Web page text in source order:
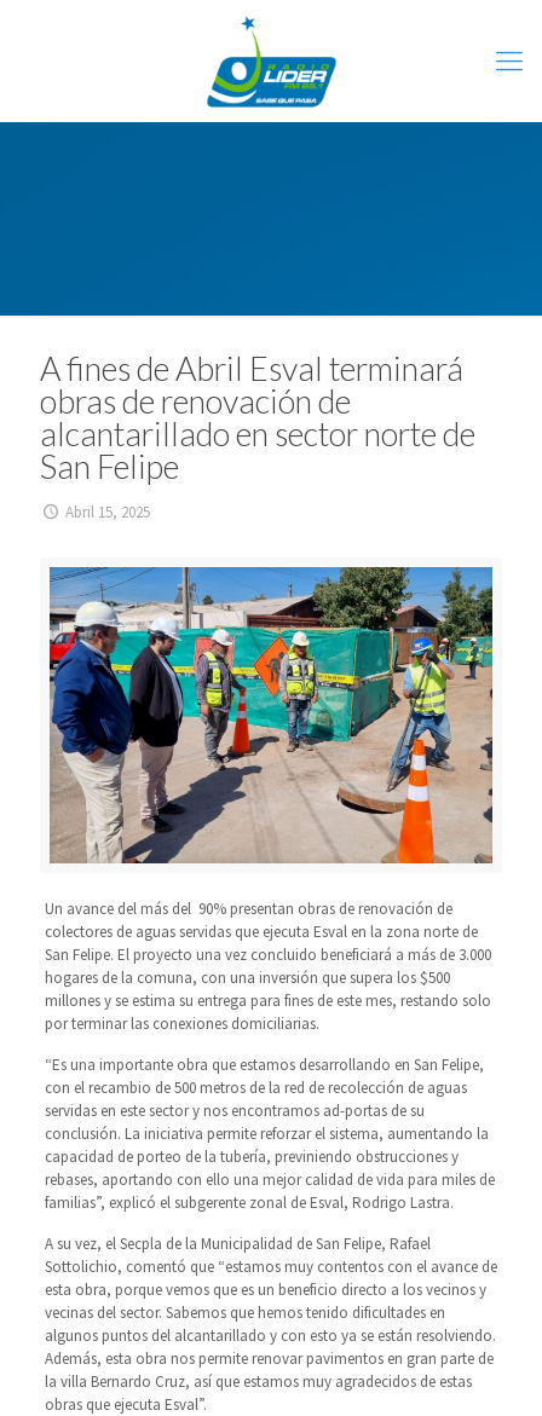
A fines de Abril Esval terminará
obras de renovación de
alcantarillado en sector norte de
San Felipe
Abril 15, 2025
Un avance del más del 90% presentan obras de renovación de
colectores de aguas servidas que ejecuta Esval en la zona norte de
San Felipe. El proyecto una vez concluido beneficiará a más de 3.000
hogares de la comuna, con una inversión que supera los $500
millones y se estima su entrega para fines de este mes, restando solo
por terminar las conexiones domiciliarias.
“Es una importante obra que estamos desarrollando en San Felipe,
con el recambio de 500 metros de la red de recolección de aguas
servidas en este sector y nos encontramos ad-portas de su
conclusión. La iniciativa permite reforzar el sistema, aumentando la
capacidad de porteo de la tubería, previniendo obstrucciones y
rebases, aportando con ello una mejor calidad de vida para miles de
familias”, explicó el subgerente zonal de Esval, Rodrigo Lastra.
A su vez, el Secpla de la Municipalidad de San Felipe, Rafael
Sottolichio, comentó que “estamos muy contentos con el avance de
esta obra, porque vemos que es un beneficio directo a los vecinos y
vecinas del sector. Sabemos que hemos tenido dificultades en
algunos puntos del alcantarillado y con esto ya se están resolviendo.
Además, esta obra nos permite renovar pavimentos en gran parte de
la villa Bernardo Cruz, así que estamos muy agradecidos de estas
obras que ejecuta Esval”.